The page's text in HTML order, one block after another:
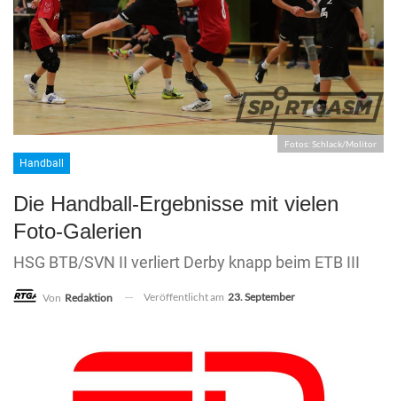
Fotos: Schlack/Molitor
Handball
Die Handball-Ergebnisse mit vielen
Foto-Galerien
HSG BTB/SVN II verliert Derby knapp beim ETB III
Von Redaktion Veröffentlicht am 23. September